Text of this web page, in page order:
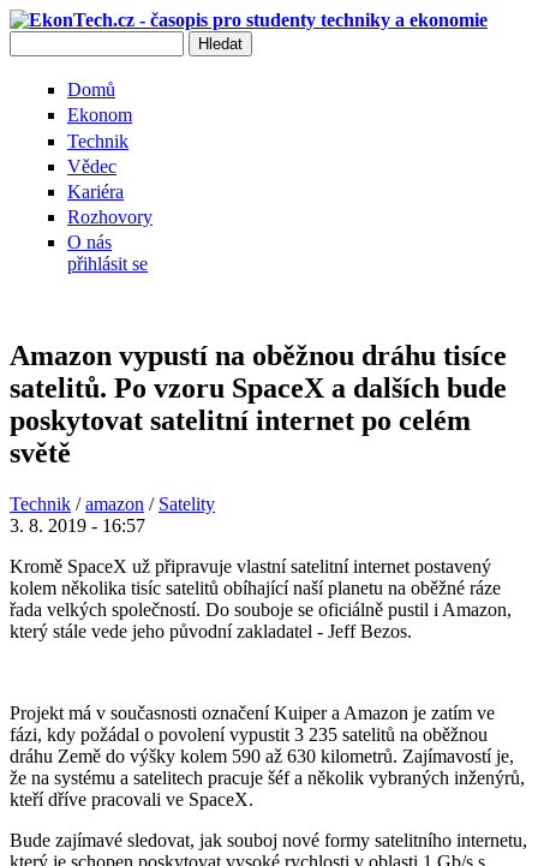
Přejít k hlavnímu obsahu
Domů
Ekonom
Technik
Vědec
Kariéra
Rozhovory
O nás
přihlásit se
Amazon vypustí na oběžnou dráhu tisíce
satelitů. Po vzoru SpaceX a dalších bude
poskytovat satelitní internet po celém
světě
Technik /amazon / Satelity
3. 8. 2019 - 16:57
Kromě SpaceX už připravuje vlastní satelitní internet postavený
kolem několika tisíc satelitů obíhající naší planetu na oběžné ráze
řada velkých společností. Do souboje se oficiálně pustil i Amazon,
který stále vede jeho původní zakladatel - Jeff Bezos.
Projekt má v současnosti označení Kuiper a Amazon je zatím ve
fázi, kdy požádal o povolení vypustit 3 235 satelitů na oběžnou
dráhu Země do výšky kolem 590 až 630 kilometrů. Zajímavostí je,
že na systému a satelitech pracuje šéf a několik vybraných inženýrů,
kteří dříve pracovali ve SpaceX.
Bude zajímavé sledovat, jak souboj nové formy satelitního internetu,